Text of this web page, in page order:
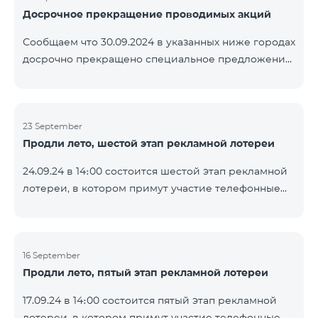
помощью генератора случайных чисел. Следите за
YouTube. Подробнее:
https://www.telecomarmenia.am/ru/B2S
Досрочное прекращение проводимых акций
Сообщаем что 30.09.2024 в указанных ниже городах
досрочно прекращено специальное предложение,
9900. Вайк Чаренцаван Ванадзор
23 September
Продли лето, шестой этап рекламной лотереи
24.09.24 в 14։00 состоится шестой этап рекламной
лотереи, в котором примут участие телефонные
Выигравшие номера телефонов будут выбраны с
помощью генератора случайных чисел. Следите за
YouTube. Подробнее:
16 September
Продли лето, пятый этап рекламной лотереи
17.09.24 в 14։00 состоится пятый этап рекламной